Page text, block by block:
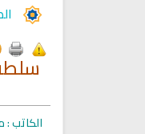
الكاتب